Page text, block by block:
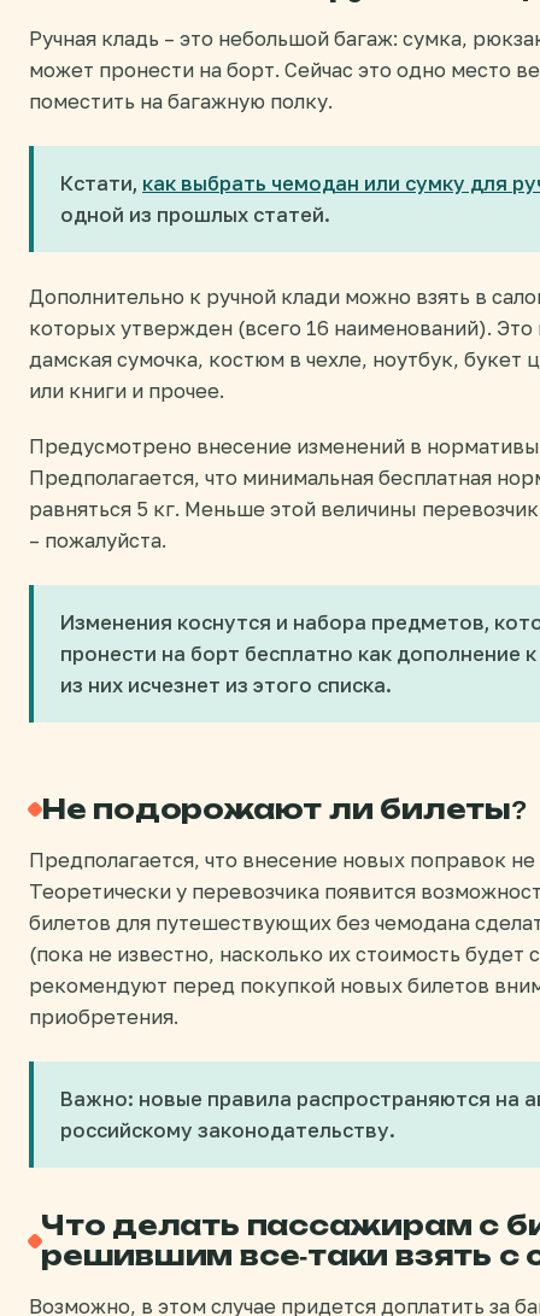
Ручная кладь – это небольшой багаж: сумка,
может пронести на борт. Сейчас это одно место
поместить на багажную полку.
Кстати, как выбрать чемодан или сумку для
одной из прошлых статей.
Дополнительно к ручной клади можно взять в
которых утвержден (всего 16 наименований).
дамская сумочка, костюм в чехле, ноутбук, букет
или книги и прочее.
Предусмотрено внесение изменений в
Предполагается, что минимальная бесплатная
равняться 5 кг. Меньше этой величины
– пожалуйста.
Изменения коснутся и набора предметов,
пронести на борт бесплатно как дополнение
из них исчезнет из этого списка.
Не подорожают ли билеты?
Предполагается, что внесение новых поправок
Теоретически у перевозчика появится
билетов для путешествующих без чемодана
(пока не известно, насколько их стоимость
рекомендуют перед покупкой новых билетов
приобретения.
Важно: новые правила распространяются на
российскому законодательству.
Что делать пассажирам с
решившим все-таки взять с
Возможно, в этом случае придется доплатить за